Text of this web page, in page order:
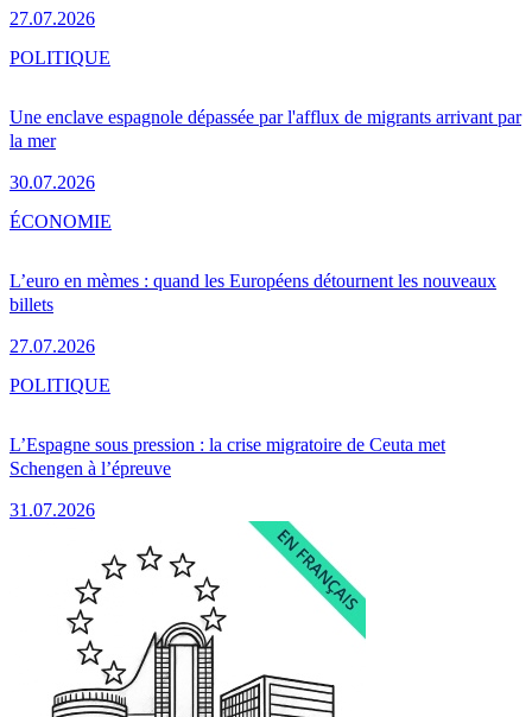
27.07.2026
Une enclave espagnole dépassée par l'afflux de migrants arrivant par
la mer
30.07.2026
POLITIQUE
L’euro en mèmes : quand les Européens détournent les nouveaux
billets
27.07.2026
ÉCONOMIE
L’Espagne sous pression : la crise migratoire de Ceuta met
Schengen à l’épreuve
31.07.2026
POLITIQUE